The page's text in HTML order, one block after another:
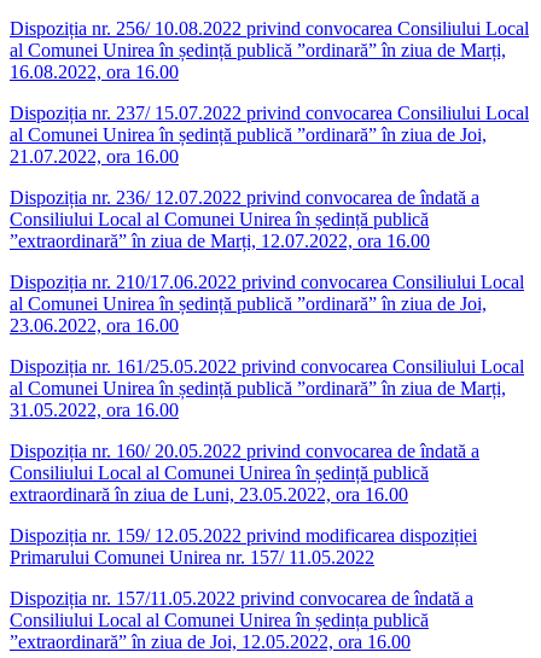
Dispoziția nr. 256/ 10.08.2022 privind convocarea Consiliului Local
al Comunei Unirea în ședință publică ”ordinară” în ziua de Marți,
16.08.2022, ora 16.00
Dispoziția nr. 237/ 15.07.2022 privind convocarea Consiliului Local
al Comunei Unirea în ședință publică ”ordinară” în ziua de Joi,
21.07.2022, ora 16.00
Dispoziția nr. 236/ 12.07.2022 privind convocarea de îndată a
Consiliului Local al Comunei Unirea în ședință publică
”extraordinară” în ziua de Marți, 12.07.2022, ora 16.00
Dispoziția nr. 210/17.06.2022 privind convocarea Consiliului Local
al Comunei Unirea în ședință publică ”ordinară” în ziua de Joi,
23.06.2022, ora 16.00
Dispoziția nr. 161/25.05.2022 privind convocarea Consiliului Local
al Comunei Unirea în ședință publică ”ordinară” în ziua de Marți,
31.05.2022, ora 16.00
Dispoziția nr. 160/ 20.05.2022 privind convocarea de îndată a
Consiliului Local al Comunei Unirea în ședință publică
extraordinară în ziua de Luni, 23.05.2022, ora 16.00
Dispoziția nr. 159/ 12.05.2022 privind modificarea dispoziției
Primarului Comunei Unirea nr. 157/ 11.05.2022
Dispoziția nr. 157/11.05.2022 privind convocarea de îndată a
Consiliului Local al Comunei Unirea în ședința publică
”extraordinară” în ziua de Joi, 12.05.2022, ora 16.00